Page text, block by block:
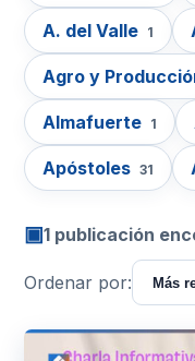
A. del Valle 1
Agro y
Almafuerte 1
Apóstoles 31
▣1 publicación
Ordenar por: